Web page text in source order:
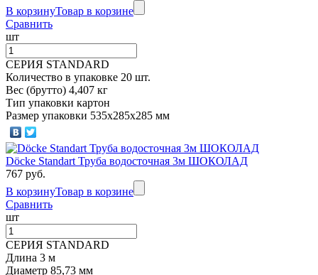
В корзинуТовар в корзине
Сравнить
шт
СЕРИЯ STANDARD
Количество в упаковке 20 шт.
Вес (брутто) 4,407 кг
Тип упаковки картон
Размер упаковки 535х285х285 мм
Döcke Standart Труба водосточная 3м ШОКОЛАД
767 руб.
В корзинуТовар в корзине
Сравнить
шт
СЕРИЯ STANDARD
Длина 3 м
Диаметр 85,73 мм